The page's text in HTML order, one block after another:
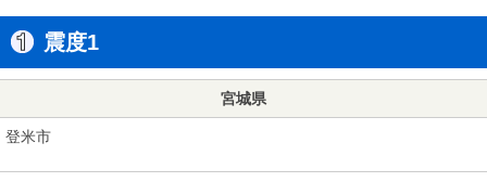
震度1
宮城県
登米市